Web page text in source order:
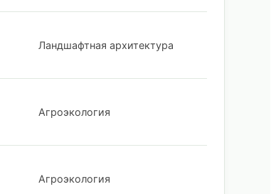
Ландшафтная архитектура
Агроэкология
Агроэкология